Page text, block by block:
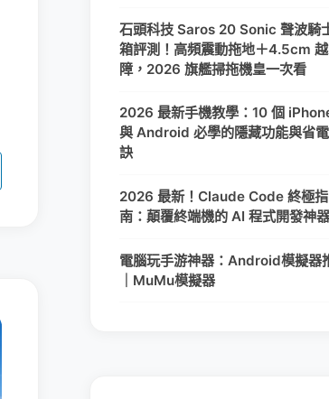
石頭科技 Saros 20 Sonic 聲波騎
箱評測！高頻震動拖地＋4.5cm 越
障，2026 旗艦掃拖機皇一次看
2026 最新手機教學：10 個
與 Android 必學的隱藏功能與省
訣
2026 最新！Claude Code 終極指
南：顛覆終端機的 AI 程式開發神器
電腦玩手游神器：Android模擬器
｜MuMu模擬器